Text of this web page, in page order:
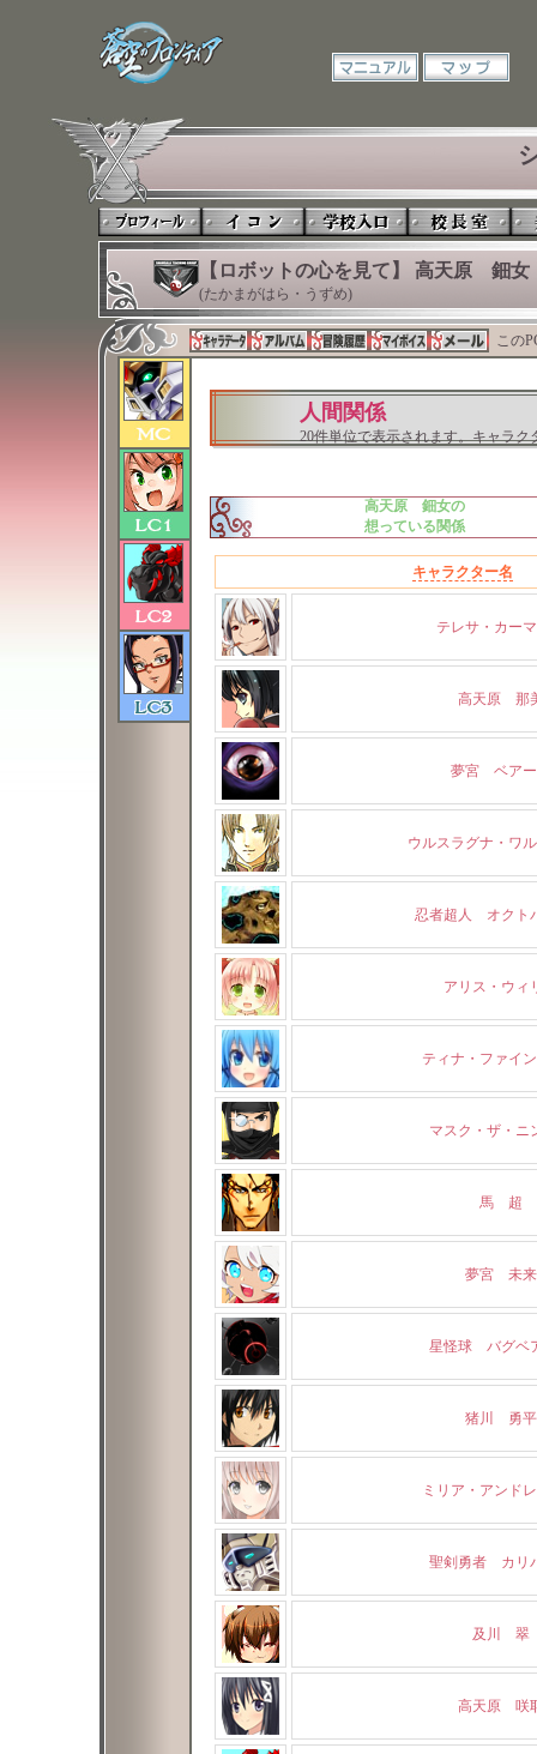
【ロボットの心を見て】 高天原 鈿女
(たかまがはら・うずめ)
この
人間関係
20件単位で表示されます。キャラ
高天原 鈿女の
想っている関係
キャラクター名
テレサ・カー
高天原 那
夢宮 ベア
ウルスラグナ・ワ
忍者超人 オクト
アリス・ウィ
ティナ・ファイ
マスク・ザ・ニ
馬 超
夢宮 未来
星怪球 バグベ
猪川 勇平
ミリア・アンド
聖剣勇者 カリ
及川 翠
高天原 咲